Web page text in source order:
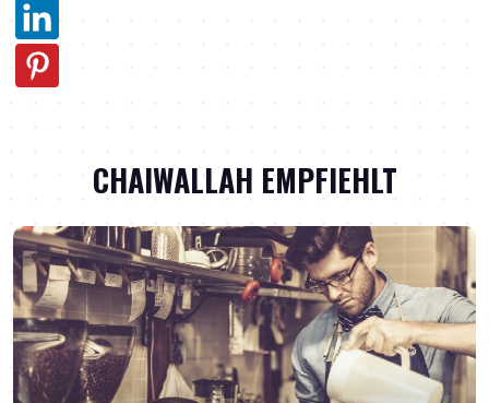
CHAIWALLAH EMPFIEHLT